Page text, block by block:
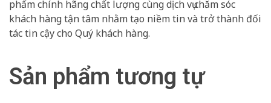
phẩm chính hãng chất lượng cùng dịch vụ chăm sóc
khách hàng tận tâm nhằm tạo niềm tin và trở thành đối
tác tin cậy cho Quý khách hàng.
Sản phẩm tương tự